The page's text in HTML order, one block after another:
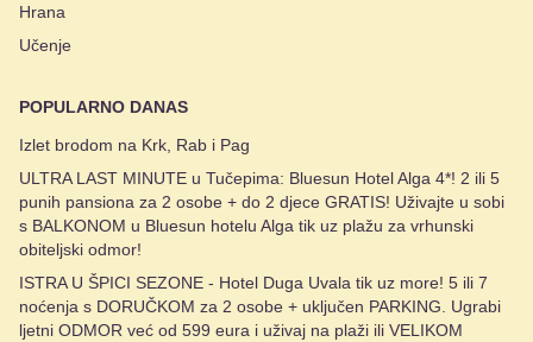
Hrana
Učenje
POPULARNO DANAS
Izlet brodom na Krk, Rab i Pag
ULTRA LAST MINUTE u Tučepima: Bluesun Hotel Alga 4*! 2 ili 5
punih pansiona za 2 osobe + do 2 djece GRATIS! Uživajte u sobi
s BALKONOM u Bluesun hotelu Alga tik uz plažu za vrhunski
obiteljski odmor!
ISTRA U ŠPICI SEZONE - Hotel Duga Uvala tik uz more! 5 ili 7
noćenja s DORUČKOM za 2 osobe + uključen PARKING. Ugrabi
ljetni ODMOR već od 599 eura i uživaj na plaži ili VELIKOM